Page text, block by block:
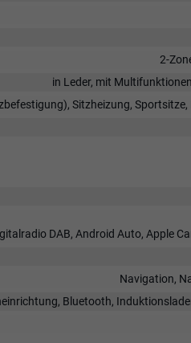
2-
in Leder, mit
Sitzheizung,
DAB, Android Auto, Apple
Navigation,
Bluetooth,